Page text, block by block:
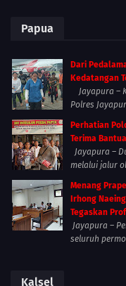
Papua
Dari
Kedatangan
Jayapura –
Polres
Perhatian
Terima
Jayapura –
melalui jalur
Menang
Irhong
Tegaskan
Jayapura –
seluruh
Kalsel